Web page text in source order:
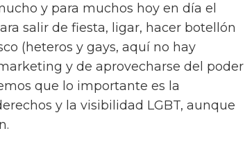
y para muchos hoy en día el
salir de fiesta, ligar, hacer botellón
(heteros y gays, aquí no hay
y de aprovecharse del poder
que lo importante es la
y la visibilidad LGBT, aunque